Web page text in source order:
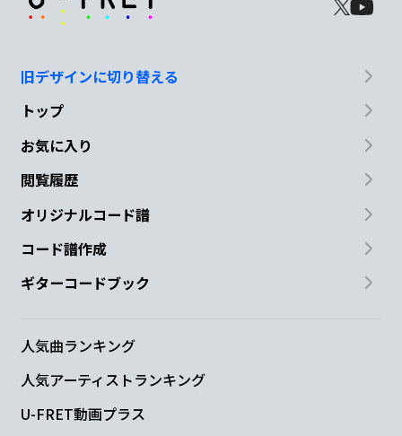
旧デザインに切り替える
トップ
お気に入り
閲覧履歴
オリジナルコード譜
コード譜作成
ギターコードブック
人気曲ランキング
人気アーティストランキング
U-FRET動画プラス